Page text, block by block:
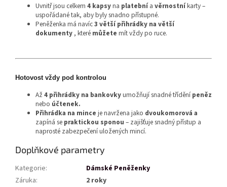
Uvnitř jsou celkem 4 kapsyna platebnía věrnostníkarty –
uspořádané tak, aby byly snadno přístupné.
Peněženka má navíc3 větší přihrádky na větší
dokumenty , které můžete mít vždy po ruce.
Hotovost vždy pod kontrolou
Až 4 přihrádky na bankovkyumožňují snadné třídění peněz
nebo účtenek.
Přihrádka na mince je navržena jako dvoukomorová a
zapíná se praktickou sponou – zajišťuje snadný přístup a
naprosté zabezpečení uložených mincí.
Doplňkové parametry
Kategorie:
Dámské Peněženky
Záruka:
2 roky